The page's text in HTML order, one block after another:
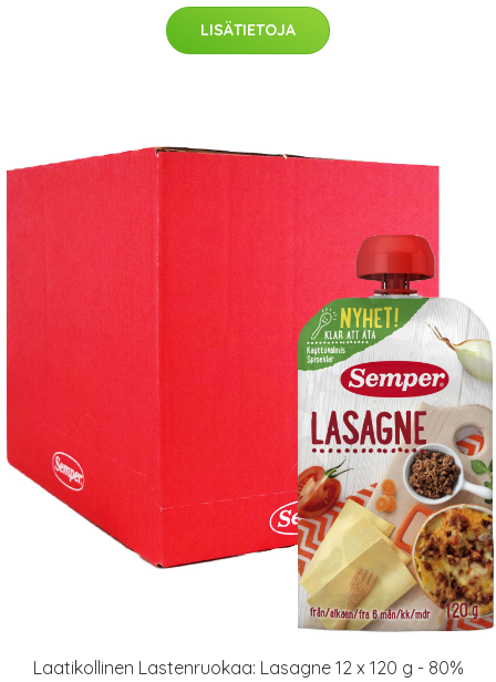
LISÄTIETOJA
Laatikollinen Lastenruokaa: Lasagne 12 x 120 g - 80%